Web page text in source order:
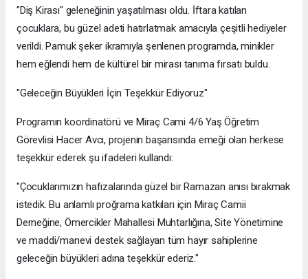
"Diş Kirası" geleneğinin yaşatılması oldu. İftara katılan
çocuklara, bu güzel adeti hatırlatmak amacıyla çeşitli hediyeler
verildi. Pamuk şeker ikramıyla şenlenen programda, minikler
hem eğlendi hem de kültürel bir mirası tanıma fırsatı buldu.
​"Geleceğin Büyükleri İçin Teşekkür Ediyoruz"
​Programın koordinatörü ve Miraç Cami 4/6 Yaş Öğretim
Görevlisi Hacer Avcı, projenin başarısında emeği olan herkese
teşekkür ederek şu ifadeleri kullandı:
​"Çocuklarımızın hafızalarında güzel bir Ramazan anısı bırakmak
istedik. Bu anlamlı proğrama katkıları için Miraç Camii
Derneğine, Ömercikler Mahallesi Muhtarlığına, Site Yönetimine
ve maddi/manevi destek sağlayan tüm hayır sahiplerine
geleceğin büyükleri adına teşekkür ederiz."